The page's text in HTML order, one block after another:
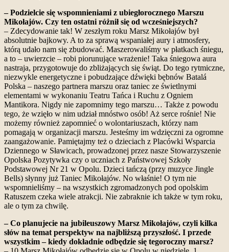
– Podzielcie się wspomnieniami z ubiegłorocznego Marszu
Mikołajów. Czy ten ostatni różnił się od wcześniejszych?
– Zdecydowanie tak! W zeszłym roku Marsz Mikołajów był
absolutnie bajkowy. A to za sprawą wspaniałej aury i atmosfery,
którą udało nam się zbudować. Maszerowaliśmy w płatkach śniegu,
a to – uwierzcie – robi piorunujące wrażenie! Taka śniegowa aura
nastraja, przygotowuje do zbliżających się świąt. Do tego rytmiczne,
niezwykle energetyczne i pobudzające dźwięki bębnów Batalá
Polska – naszego partnera marszu oraz taniec ze świetlnymi
elementami w wykonaniu Teatru Tańca i Ruchu z Ogniem
Mantikora. Nigdy nie zapomnimy tego marszu… Także z powodu
tego, że wzięło w nim udział mnóstwo osób! Aż serce rośnie! Nie
możemy również zapomnieć o wolontariuszach, którzy nam
pomagają w organizacji marszu. Jesteśmy im wdzięczni za ogromne
zaangażowanie. Pamiętajmy też o dzieciach z Placówki Wsparcia
Dziennego w Sławicach, prowadzonej przez nasze Stowarzyszenie
Opolska Pozytywka czy o uczniach z Państwowej Szkoły
Podstawowej Nr 21 w Opolu. Dzieci tańczą (przy muzyce Jingle
Bells) słynny już Taniec Mikołajów. No właśnie! O tym nie
wspomnieliśmy – na wszystkich zgromadzonych pod opolskim
Ratuszem czeka wiele atrakcji. Nie zabraknie ich także w tym roku,
ale o tym za chwilę.
– Co planujecie na jubileuszowy Marsz Mikołajów, czyli kilka
słów na temat perspektyw na najbliższą przyszłość. I przede
wszystkim – kiedy dokładnie odbędzie się tegoroczny marsz?